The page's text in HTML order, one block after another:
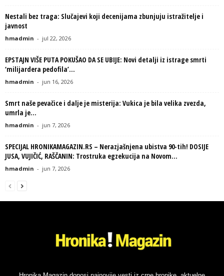
Nestali bez traga: Slučajevi koji decenijama zbunjuju istražitelje i
javnost
hmadmin - jul 22, 2026
EPSTAJN VIŠE PUTA POKUŠAO DA SE UBIJE: Novi detalji iz istrage smrti
‘milijardera pedofila’...
hmadmin - jun 16, 2026
Smrt naše pevačice i dalje je misterija: Vukica je bila velika zvezda,
umrla je...
hmadmin - jun 7, 2026
SPECIJAL HRONIKAMAGAZIN.RS – Nerazjašnjena ubistva 90-tih! DOSIJE
JUSA, VUJIČIĆ, RAŠČANIN: Trostruka egzekucija na Novom...
hmadmin - jun 7, 2026